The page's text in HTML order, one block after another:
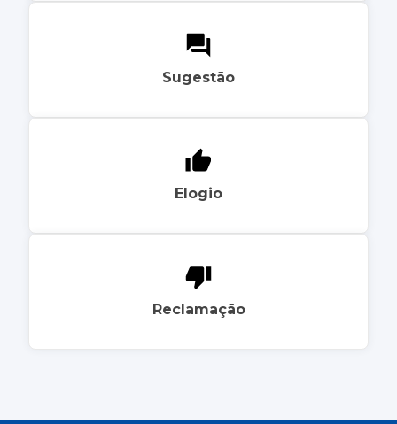
Sugestão
Elogio
Reclamação